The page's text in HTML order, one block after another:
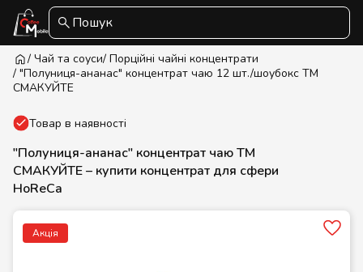
Пошук
/ Чай та соуси/ Порційні чайні концентрати
/ "Полуниця-ананас" концентрат чаю 12 шт./шоубокс ТМ
СМАКУЙТЕ
Товар в наявності
"Полуниця-ананас" концентрат чаю ТМ
СМАКУЙТЕ – купити концентрат для сфери
HoReCa
Акція